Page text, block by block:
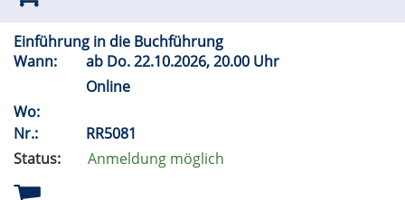
Einführung in die Buchführung
Wann:
ab Do.22.10.2026, 20.00 Uhr
Online
Wo:
Nr.:
RR5081
Status:
Anmeldung möglich